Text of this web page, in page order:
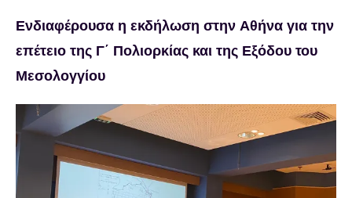
Ενδιαφέρουσα η εκδήλωση στην Αθήνα για την
επέτειο της Γ΄ Πολιορκίας και της Εξόδου του
Μεσολογγίου
Προβολή
μεγαλύτερης
εικόνας